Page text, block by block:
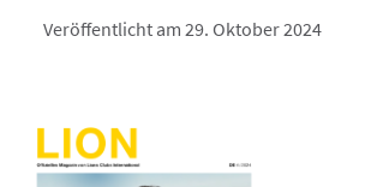
Veröffentlicht am 29. Oktober 2024